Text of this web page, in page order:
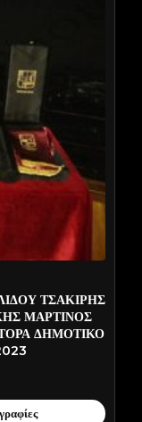
ΤΣΑΚΙΡΗΣ
ΜΑΡΤΙΝΟΣ
ΔΗΜΟΤΙΚΟ